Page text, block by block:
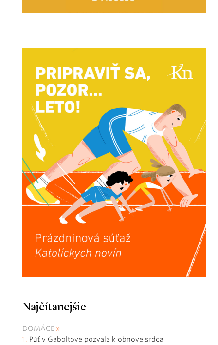
Najčítanejšie
DOMÁCE
Púť v Gaboltove pozvala k obnove srdca